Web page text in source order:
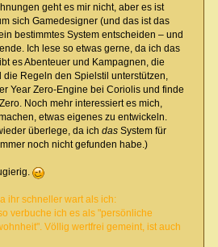
geht es mir nicht, aber es ist
sich Gamedesigner (und das ist das
bestimmtes System entscheiden – und
Ich lese so etwas gerne, da ich das
es Abenteuer und Kampagnen, die
Regeln den Spielstil unterstützen,
Year Zero-Engine bei Coriolis und finde
Noch mehr interessiert es mich,
etwas eigenes zu entwickeln.
überlege, da ich dasSystem für
noch nicht gefunden habe.)
ihr schneller wart als ich:
verbuche ich es als "persönliche
Völlig wertfrei gemeint, ist auch